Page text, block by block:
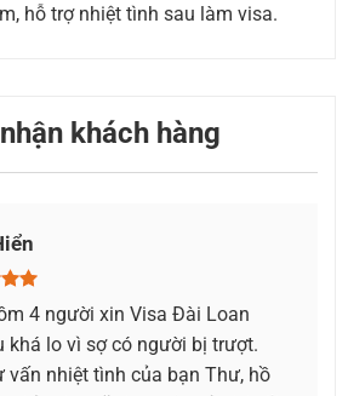
hỗ trợ nhiệt tình sau làm visa.
khách hàng
Thật sự biết ơn đội ngũ dịch vụ làm
mình hoàn tất mọi thứ nhanh chóng.
gấp, cần visa sớm để đi công tác mà